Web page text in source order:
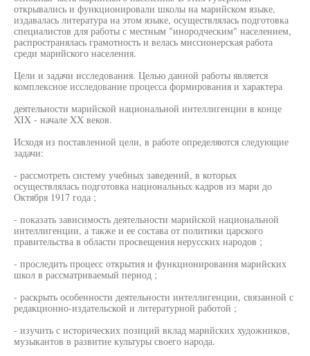
открывались и функционировали школы на марийском языке,
издавалась литература на этом языке, осуществлялась подготовка
специалистов для работы с местным "инородческим" населением,
распространялась грамотность и велась миссионерская работа
среди марийского населения.
Цели и задачи исследования. Целью данной работы является
комплексное исследование процесса формирования и характера
деятельности марийской национальной интеллигенции в конце
XIX - начале XX веков.
Исходя из поставленной цели, в работе определяются следующие
задачи:
- рассмотреть систему учебных заведений, в которых
осуществлялась подготовка национальных кадров из мари до
Октября 1917 года ;
- показать зависимость деятельности марийской национальной
интеллигенции, а также и ее состава от политики царского
правительства в области просвещения нерусских народов ;
- проследить процесс открытия и функционирования марийских
школ в рассматриваемый период ;
- раскрыть особенности деятельности интеллигенции, связанной с
редакционно-издательской и литературной работой ;
- изучить с исторических позиций вклад марийских художников,
музыкантов в развитие культуры своего народа.